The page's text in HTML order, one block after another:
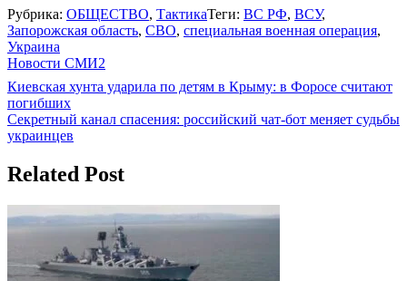
Рубрика: ОБЩЕСТВО, ТактикаТеги: ВС РФ, ВСУ,
Запорожская область, СВО, специальная военная операция,
Украина
Новости СМИ2
Навигация
по
записям
Киевская хунта ударила по детям в Крыму: в Форосе считают
погибших
Секретный канал спасения: российский чат-бот меняет судьбы
украинцев
Related Post